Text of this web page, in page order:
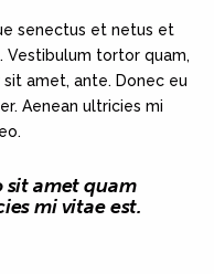
senectus et netus et
Vestibulum tortor quam,
amet, ante. Donec eu
Aenean ultricies mi
sit amet quam
mi vitae est.